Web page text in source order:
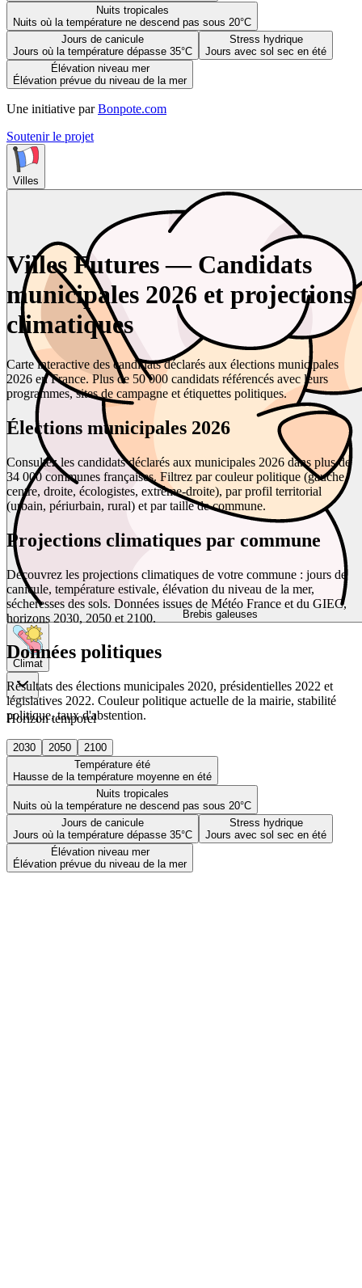
Nuits tropicales
Nuits où la température ne descend pas sous 20°C
Jours de canicule
Jours où la température dépasse 35°C
Stress hydrique
Jours avec sol sec en été
Élévation niveau mer
Élévation prévue du niveau de la mer
Une initiative par Bonpote.com
Soutenir le projet
Villes
Brebis galeuses
Climat
Horizon temporel
2030 2050
2100
Température été
Hausse de la température moyenne en été
Nuits tropicales
Nuits où la température ne descend pas sous 20°C
Jours de canicule
Jours où la température dépasse 35°C
Stress hydrique
Jours avec sol sec en été
Élévation niveau mer
Élévation prévue du niveau de la mer
Villes Futures — Candidats
municipales 2026 et projections
climatiques
Carte interactive des candidats déclarés aux élections municipales
2026 en France. Plus de 50 000 candidats référencés avec leurs
programmes, sites de campagne et étiquettes politiques.
Élections municipales 2026
Consultez les candidats déclarés aux municipales 2026 dans plus de
34 000 communes françaises. Filtrez par couleur politique (gauche,
centre, droite, écologistes, extrême-droite), par profil territorial
(urbain, périurbain, rural) et par taille de commune.
Projections climatiques par commune
Découvrez les projections climatiques de votre commune : jours de
canicule, température estivale, élévation du niveau de la mer,
sécheresses des sols. Données issues de Météo France et du GIEC,
horizons 2030, 2050 et 2100.
Données politiques
Résultats des élections municipales 2020, présidentielles 2022 et
législatives 2022. Couleur politique actuelle de la mairie, stabilité
politique, taux d'abstention.